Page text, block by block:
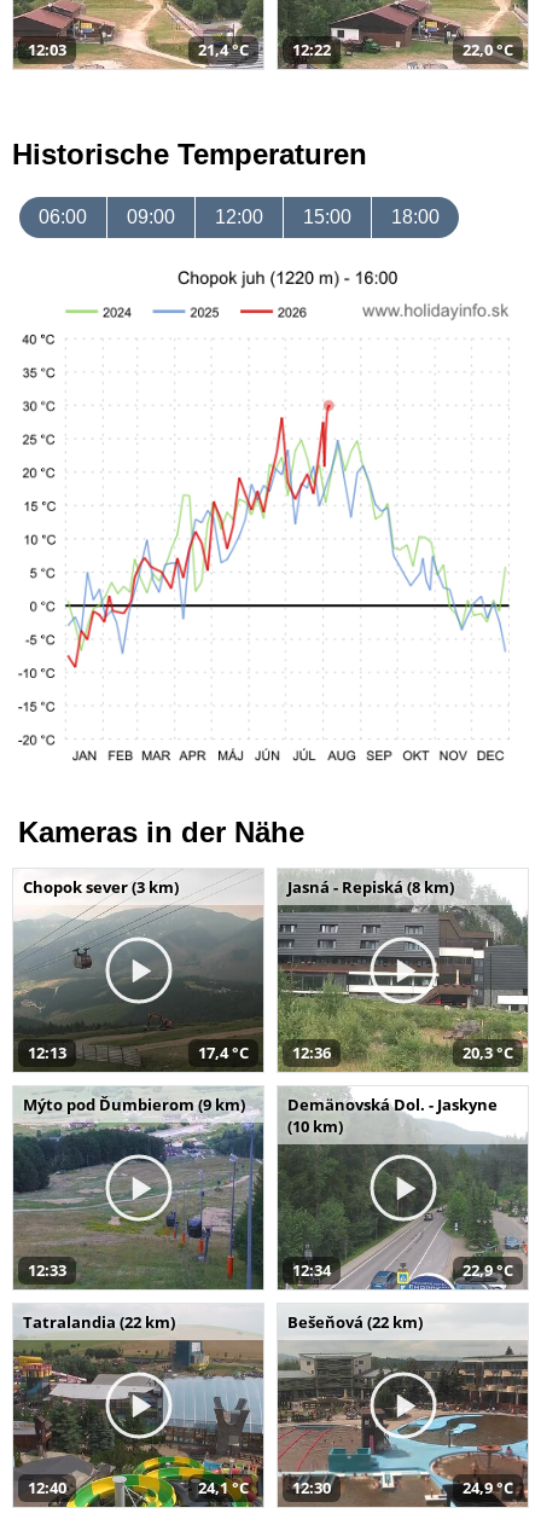
12:03 21,4 °C 12:22 22,0 °C
Historische Temperaturen
06:00 09:00 12:00 15:00 18:00
Kameras in der Nähe
Chopok sever (3 km)
12:13 17,4 °C
Jasná - Repiská (8 km)
12:36 20,3 °C
Mýto pod Ďumbierom (9 km)
12:33
Demänovská Dol. - Jaskyne
(10 km)
12:34 22,9 °C
Tatralandia (22 km)
12:40 24,1 °C
Bešeňová (22 km)
12:30 24,9 °C